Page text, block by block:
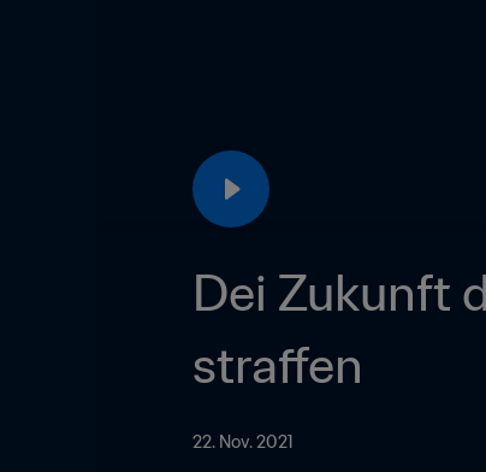
Dei Zukunft
straffen
22. Nov. 2021